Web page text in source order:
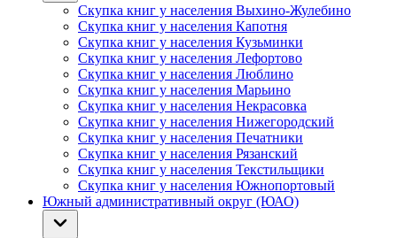
Скупка книг у населения Выхино-Жулебино
Скупка книг у населения Капотня
Скупка книг у населения Кузьминки
Скупка книг у населения Лефортово
Скупка книг у населения Люблино
Скупка книг у населения Марьино
Скупка книг у населения Некрасовка
Скупка книг у населения Нижегородский
Скупка книг у населения Печатники
Скупка книг у населения Рязанский
Скупка книг у населения Текстильщики
Скупка книг у населения Южнопортовый
Южный административный округ (ЮАО)